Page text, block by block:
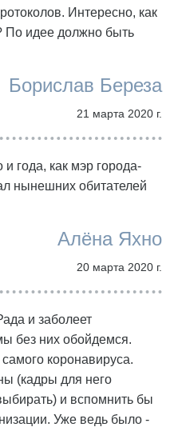
Интересно, как
По идее должно быть
Борислав Береза
21 марта 2020 г.
года, как мэр города-
нынешних обитателей
Алёна Яхно
20 марта 2020 г.
и заболеет
без них обойдемся.
коронавируса.
(кадры для него
и вспомнить бы
Уже ведь было -